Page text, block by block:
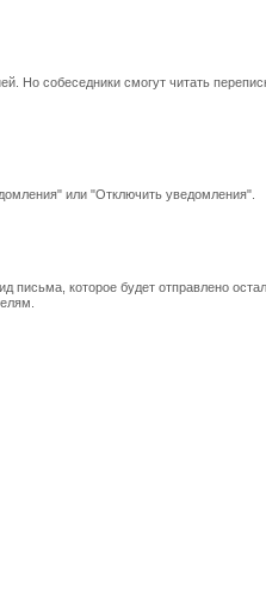
Но собеседники смогут читать
или "Отключить уведомления".
которое будет отправлено